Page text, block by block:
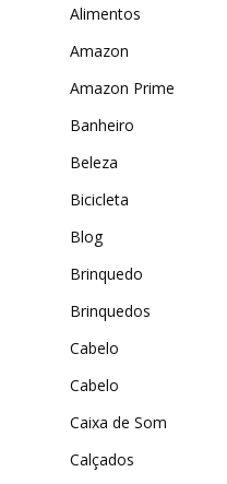
Alimentos
Amazon
Amazon Prime
Banheiro
Beleza
Bicicleta
Blog
Brinquedo
Brinquedos
Cabelo
Cabelo
Caixa de Som
Calçados